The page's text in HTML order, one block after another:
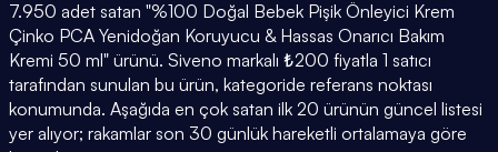
7.950 adet satan "%100 Doğal Bebek Pişik Önleyici Krem
Çinko PCA Yenidoğan Koruyucu & Hassas Onarıcı Bakım
Kremi 50 ml" ürünü. Siveno markalı ₺200 fiyatla 1 satıcı
tarafından sunulan bu ürün, kategoride referans noktası
konumunda. Aşağıda en çok satan ilk 20 ürünün güncel listesi
yer alıyor; rakamlar son 30 günlük hareketli ortalamaya göre